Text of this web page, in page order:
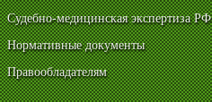
Судебно-медицинская экспертиза РФ
Нормативные документы
Правообладателям